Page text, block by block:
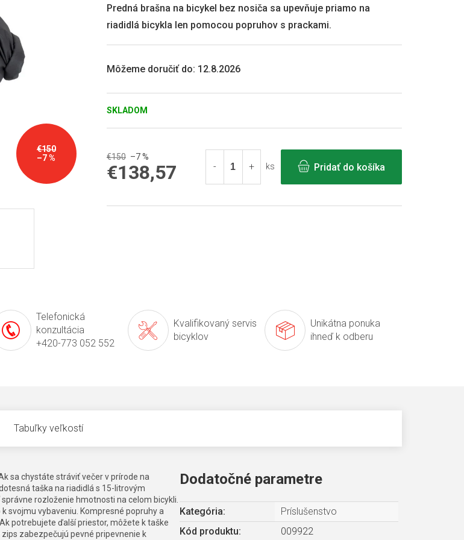
€150
–7 %
SKLADOM
Môžeme doručiť do: 12.8.2026
Predná brašna na bicykel bez nosiča sa upevňuje priamo na
riadidlá bicykla len pomocou popruhov s prackami.
0,0
5
€150 –7 %
€138,57 ks Pridať do košíka
Telefonická
konzultácia
+420-773 052 552
Kvalifikovaný servis
bicyklov
Unikátna ponuka
ihneď k odberu
Tabuľky veľkostí
sa chystáte stráviť večer v prírode na
taška na riadidlá s 15-litrovým
rozloženie hmotnosti na celom bicykli.
svojmu vybaveniu. Kompresné popruhy a
potrebujete ďalší priestor, môžete k taške
zabezpečujú pevné pripevnenie k
Dodatočné parametre
Kategória:
Príslušenstvo
Kód produktu:
009922